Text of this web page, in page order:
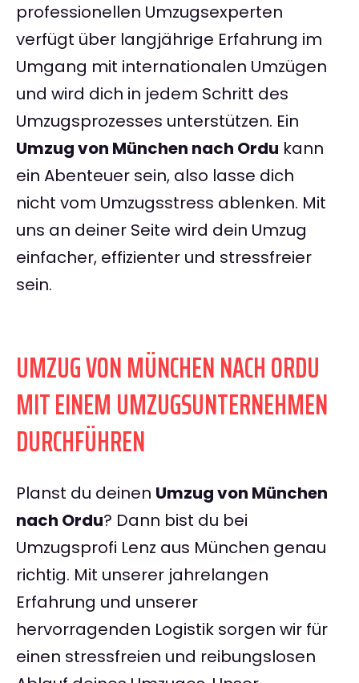
professionellen Umzugsexperten
verfügt über langjährige Erfahrung im
Umgang mit internationalen Umzügen
und wird dich in jedem Schritt des
Umzugsprozesses unterstützen. Ein
Umzug von München nach Ordu kann
ein Abenteuer sein, also lasse dich
nicht vom Umzugsstress ablenken. Mit
uns an deiner Seite wird dein Umzug
einfacher, effizienter und stressfreier
sein.
UMZUG VON MÜNCHEN NACH ORDU
MIT EINEM UMZUGSUNTERNEHMEN
DURCHFÜHREN
Planst du deinen Umzug von München
nach Ordu? Dann bist du bei
Umzugsprofi Lenz aus München genau
richtig. Mit unserer jahrelangen
Erfahrung und unserer
hervorragenden Logistik sorgen wir für
einen stressfreien und reibungslosen